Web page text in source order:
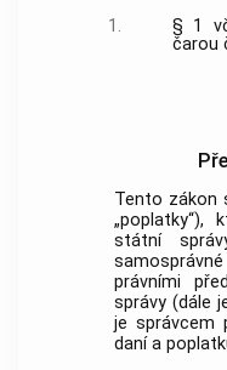
1.
§ 1
čarou
Tento zákon
„poplatky“),
státní
právními
správy (dále
je správcem
daní a